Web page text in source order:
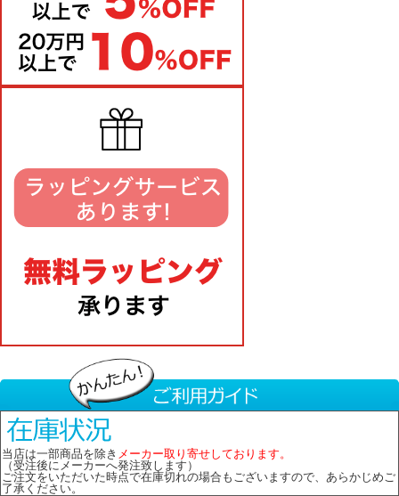
当店は一部商品を除き メーカー取り寄せしております。
（受注後にメーカーへ発注致します）
ご注文をいただいた時点で在庫切れの場合もございますので、あらかじめご
了承ください。